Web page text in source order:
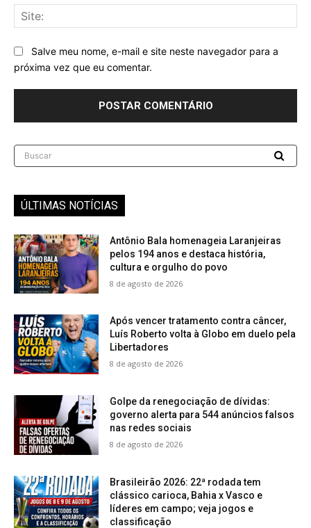
Salve meu nome, e-mail e site neste navegador para a
próxima vez que eu comentar.
Buscar
ÚLTIMAS NOTÍCIAS
Antônio Bala homenageia Laranjeiras
pelos 194 anos e destaca história,
cultura e orgulho do povo
8 de agosto de 2026
Após vencer tratamento contra câncer,
Luís Roberto volta à Globo em duelo pela
Libertadores
8 de agosto de 2026
Golpe da renegociação de dívidas:
governo alerta para 544 anúncios falsos
nas redes sociais
8 de agosto de 2026
Brasileirão 2026: 22ª rodada tem
clássico carioca, Bahia x Vasco e
líderes em campo; veja jogos e
classificação